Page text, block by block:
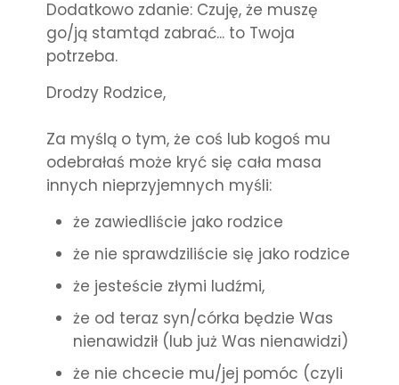
Dodatkowo zdanie: Czuję, że muszę
go/ją stamtąd zabrać... to Twoja
potrzeba.
Drodzy Rodzice,
Za myślą o tym, że coś lub kogoś mu
odebrałaś może kryć się cała masa
innych nieprzyjemnych myśli:
że zawiedliście jako rodzice
że nie sprawdziliście się jako rodzice
że jesteście złymi ludźmi,
że od teraz syn/córka będzie Was
nienawidził (lub już Was nienawidzi)
że nie chcecie mu/jej pomóc (czyli